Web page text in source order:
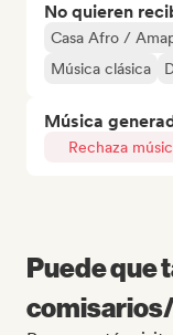
No quieren
Casa Afro /
Música clásica
Música
Rechaza
Puede que